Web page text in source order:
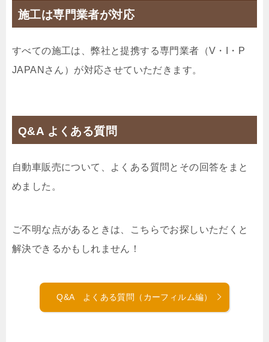
施工は専門業者が対応
すべての施工は、弊社と提携する専門業者（V・I・P
JAPANさん）が対応させていただきます。
Q&A よくある質問
自動車販売について、よくある質問とその回答をまと
めました。
ご不明な点があるときは、こちらでお探しいただくと
解決できるかもしれません！
Q&A よくある質問（カーフィルム編）